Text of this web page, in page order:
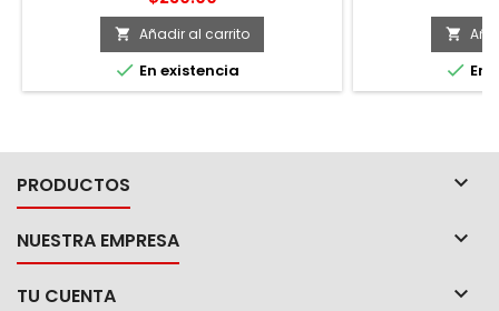
templado para protección extrema
contra segueta, corta pernos o taladros
-Ideal para patios, gavetas, cortinas y
cajas de camiones -Cilindro de 12
pernos -3 llaves tipo tetra
 Añadir al carrito
 En existencia

 En
PRODUCTOS 
NUESTRA EMPRESA 
TU CUENTA 